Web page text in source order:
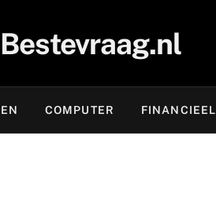
Bestevraag.nl
COMPUTER FINANCIEEL